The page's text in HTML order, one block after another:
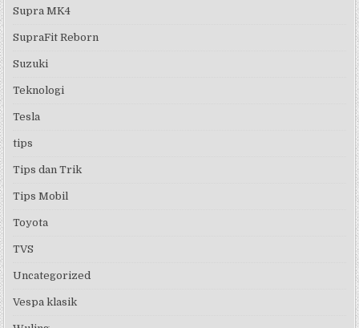
Supra MK4
SupraFit Reborn
Suzuki
Teknologi
Tesla
tips
Tips dan Trik
Tips Mobil
Toyota
TVS
Uncategorized
Vespa klasik